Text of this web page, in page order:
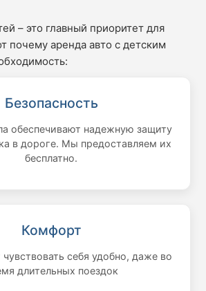
– это главный приоритет для
почему аренда авто с детским
Безопасность
обеспечивают надежную защиту
в дороге. Мы предоставляем их
бесплатно.
Комфорт
чувствовать себя удобно, даже во
длительных поездок